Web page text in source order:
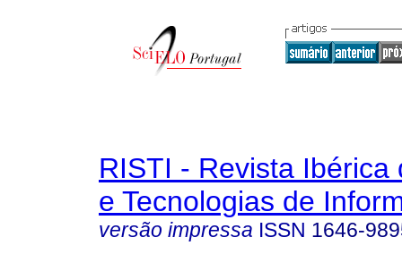
RISTI - Revista Ibérica
e Tecnologias de
versão impressa ISSN 1646-